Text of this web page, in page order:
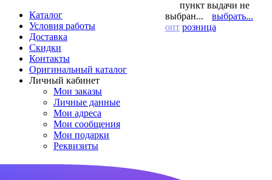
Каталог
Условия работы
Доставка
Скидки
Контакты
Оригинальный каталог
Личный кабинет
Мои заказы
Личные данные
Мои адреса
Мои сообщения
Мои подарки
Реквизиты
пункт выдачи не
выбран...
выбрать...
опт розница